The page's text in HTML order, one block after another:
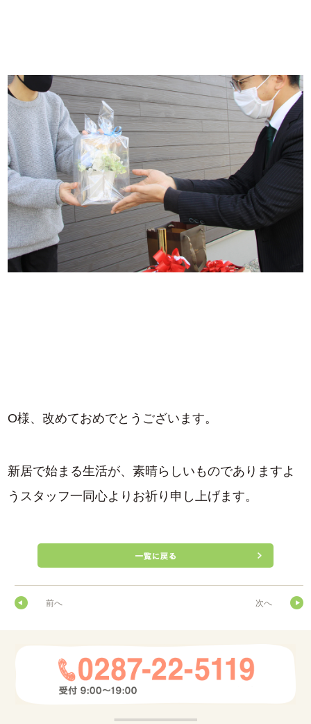
O様、改めておめでとうございます。
新居で始まる生活が、素晴らしいものでありますよ
うスタッフ一同心よりお祈り申し上げます。
前へ 次へ